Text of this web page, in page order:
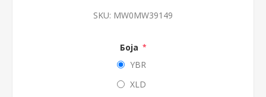
SKU: MW0MW39149
Боја *
YBR
XLD